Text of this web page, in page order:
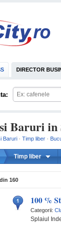
DIRECTOR
Baruri in
Baruri · Timp liber ·
Timp liber
din 160
100 %
Categorii:
Splaiul